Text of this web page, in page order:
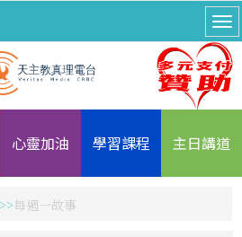
心靈加油 學習課程 主日講道
每週一故事